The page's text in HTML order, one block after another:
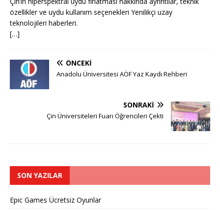
özellikler ve uydu kullanım seçenekleri Yenilikçi uzay
teknolojileri haberleri.
[…]
ÖNCEKI
Anadolu Üniversitesi AÖF Yaz Kaydı Rehberi
SONRAKI
Çin Üniversiteleri Fuarı Öğrencileri Çekti
SON YAZILAR
Epic Games Ücretsiz Oyunlar